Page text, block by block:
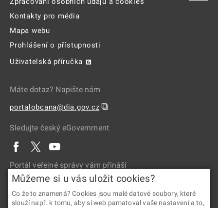
Kontakty pro média
Mapa webu
Prohlášení o přístupnosti
Uživatelská příručka
Máte dotaz? Napište nám
portalobcana@dia.gov.cz ⧉
Sledujte český eGovernment
Portál veřejné správy vám přináší
Můžeme si u vás uložit cookies?
Co že to znamená? Cookies jsou malé datové soubory, které
slouží např. k tomu, aby si web pamatoval vaše nastavení a to,